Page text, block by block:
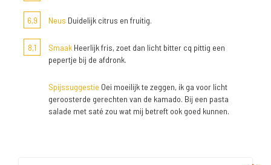
6,9 Neus Duidelijk citrus en fruitig.
8,1 Smaak Heerlijk fris, zoet dan licht bitter cq pittig een
pepertje bij de afdronk.
Spijssuggestie Oei moeilijk te zeggen, ik ga voor licht
geroosterde gerechten van de kamado. Bij een pasta
salade met saté zou wat mij betreft ook goed kunnen.